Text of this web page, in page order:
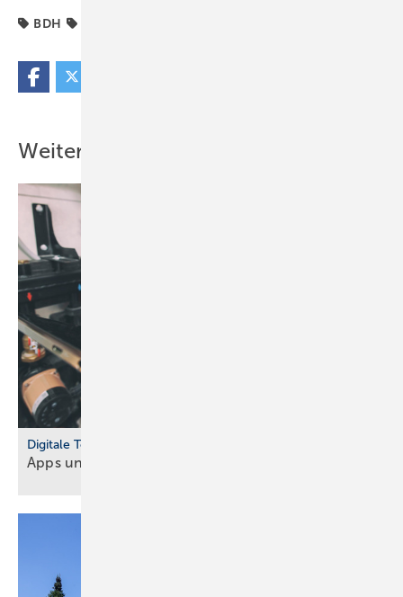
BDH
Weitere Inhalte
Digitale Tools
Apps und Soft­ware für Hand­werker und